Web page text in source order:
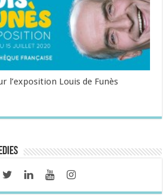
l’exposition Louis de Funès